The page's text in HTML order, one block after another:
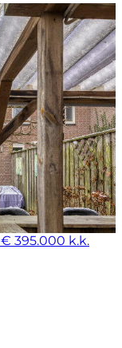
€ 395.000 k.k.